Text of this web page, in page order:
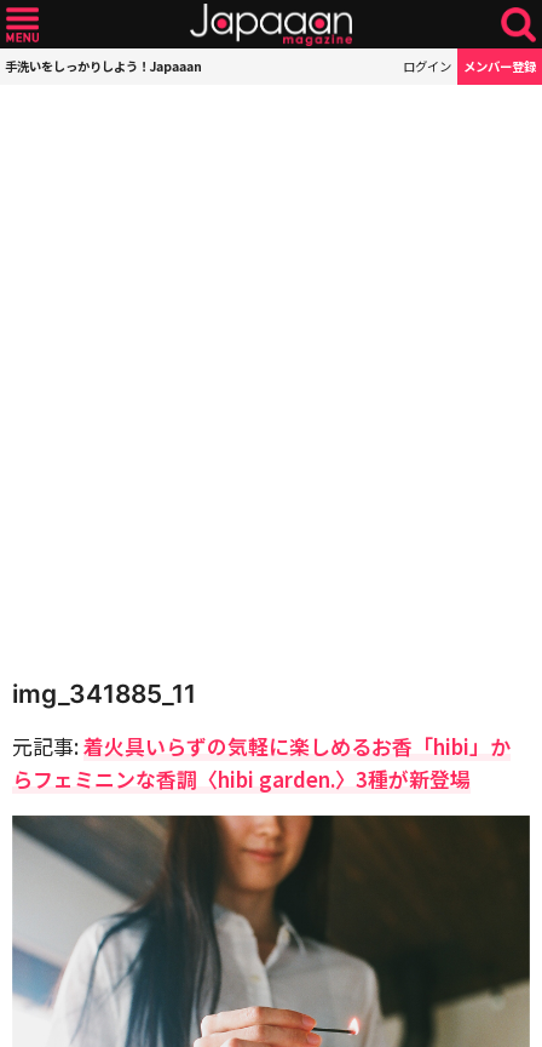
手洗いをしっかりしよう！Japaaan ログイン メンバー登録
img_341885_11
元記事:着火具いらずの気軽に楽しめるお香「hibi」か
らフェミニンな香調〈hibi garden.〉3種が新登場